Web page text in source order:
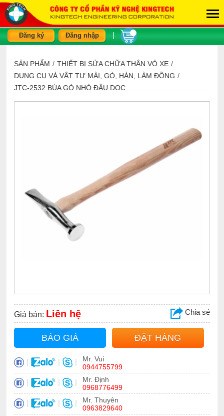
Đăng ký Đăng nhập
SẢN PHẨM / THIẾT BỊ SỬA CHỮA THÂN VỎ XE /
DỤNG CỤ VÀ VẬT TƯ MÀI, GÒ, HÀN, LÀM ĐỒNG /
JTC-2532 BÚA GÒ NHỎ ĐẦU DỌC
Giá bán: Liên hệ Chia sẻ
BÁO GIÁ ĐẶT HÀNG
| | |
Mr. Vui
0944755799
| | |
Mr. Định
0968776499
| | |
Mr. Thuyên
0963829640